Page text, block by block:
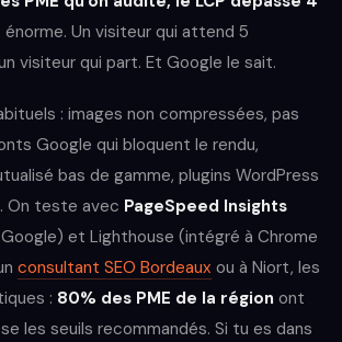
énorme. Un visiteur qui attend 5
visiteur qui part. Et Google le sait.
: images non compressées, pas
Google qui bloquent le rendu,
bas de gamme, plugins WordPress
On teste avec PageSpeed Insights
et Lighthouse (intégré à Chrome
consultant SEO Bordeaux ou à Niort, les
: 80% des PME de la région ont
les seuils recommandés. Si tu es dans